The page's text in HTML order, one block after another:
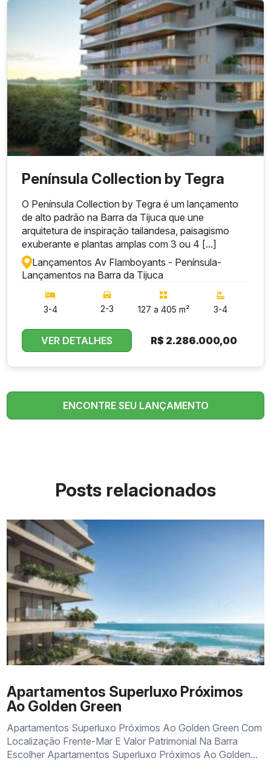
Península Collection by Tegra
O Península Collection by Tegra é um lançamento
de alto padrão na Barra da Tijuca que une
arquitetura de inspiração tailandesa, paisagismo
exuberante e plantas amplas com 3 ou 4 [...]
Lançamentos Av Flamboyants - Península-
Lançamentos na Barra da Tijuca
3-4 2-3 127 a 405 m² 3-4
VER DETALHES R$ 2.286.000,00
ENCONTRE SEU LANÇAMENTO
Posts relacionados
Apartamentos Superluxo Próximos
Ao Golden Green
Apartamentos Superluxo Próximos Ao Golden Green Com
Localização Frente-Mar E Valor Patrimonial Na Barra
Escolher Apartamentos Superluxo Próximos Ao Golden...